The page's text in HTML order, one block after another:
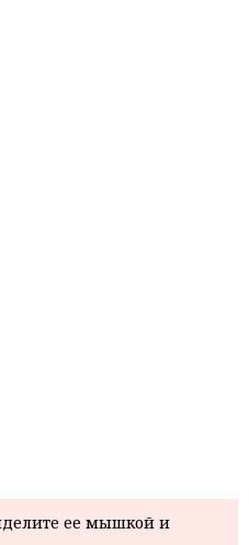
ее мышкой и